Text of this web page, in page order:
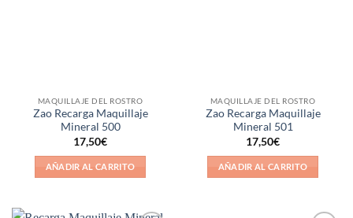
MAQUILLAJE DEL ROSTRO
Zao Recarga Maquillaje
Mineral 500
17,50€
AÑADIR AL CARRITO
MAQUILLAJE DEL ROSTRO
Zao Recarga Maquillaje
Mineral 501
17,50€
AÑADIR AL CARRITO